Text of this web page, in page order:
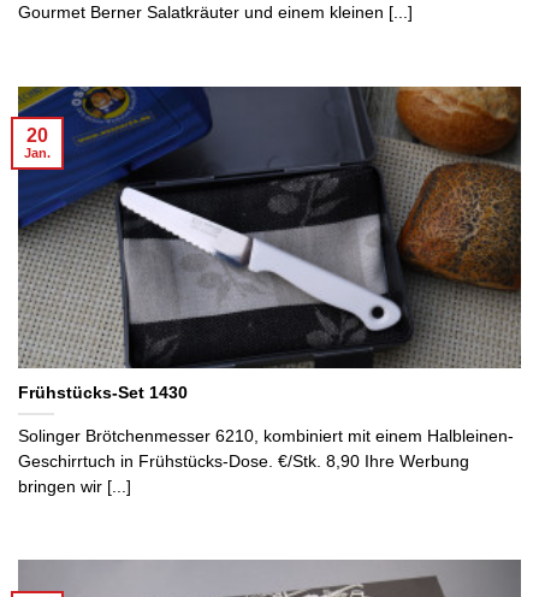
Gourmet Berner Salatkräuter und einem kleinen [...]
Frühstücks-Set 1430
Solinger Brötchenmesser 6210, kombiniert mit einem Halbleinen-
Geschirrtuch in Frühstücks-Dose. €/Stk. 8,90 Ihre Werbung
bringen wir [...]
20
Jan.